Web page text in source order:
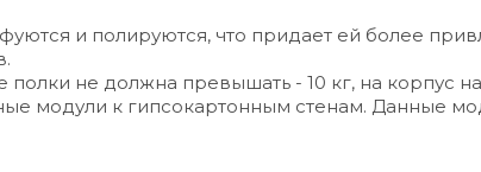
и полируются, что придает ей более
полки не должна превышать - 10 кг, на корпус
модули к гипсокартонным стенам. Данные